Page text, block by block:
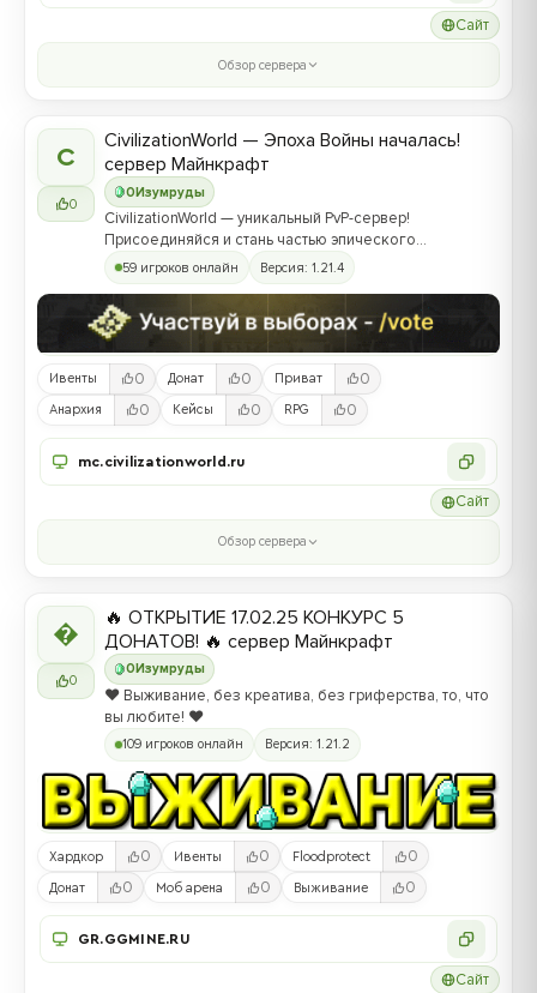
Сайт
Обзор сервера
C
0
0Изумруды
CivilizationWorld — Эпоха Войны началась!
сервер Майнкрафт
CivilizationWorld — уникальный PvP-сервер!
Присоединяйся и стань частью эпического
противостояния между Альвами и Йотунами!
59 игроков онлайн Версия: 1.21.4
Ивенты 0 Донат 0 Приват 0
Анархия 0 Кейсы 0 RPG 0
mc.civilizationworld.ru
Сайт
Обзор сервера

0
0 Изумруды
🔥 ОТКРЫТИЕ 17.02.25 КОНКУРС 5
ДОНАТОВ! 🔥 сервер Майнкрафт
❤️ Выживание, без креатива, без гриферства, то, что
вы любите! ❤️
109 игроков онлайн Версия: 1.21.2
Хардкор 0 Ивенты 0 Floodprotect 0
Донат 0 Моб арена 0 Выживание 0
GR.GGMINE.RU
Сайт